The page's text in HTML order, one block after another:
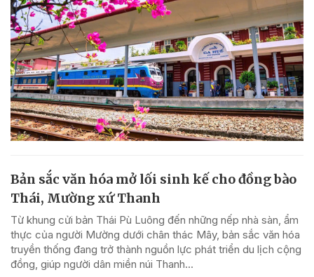
Bản sắc văn hóa mở lối sinh kế cho đồng bào
Thái, Mường xứ Thanh
Từ khung cửi bản Thái Pù Luông đến những nếp nhà sàn, ẩm
thực của người Mường dưới chân thác Mây, bản sắc văn hóa
truyền thống đang trở thành nguồn lực phát triển du lịch cộng
đồng, giúp người dân miền núi Thanh...